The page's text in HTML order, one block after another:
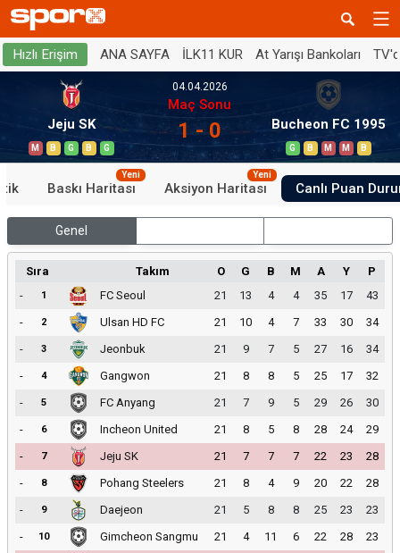
Hızlı Erişim ANA SAYFA İLK11 KUR At Yarışı Bankoları
Jeju SK
M B G B G
04.04.2026
Maç Sonu
1 - 0 Bucheon FC 1995
G B M M B
Baskı Haritası
Yeni
Aksiyon Haritası
Yeni
Canlı Puan
Genel
Sıra Takım O G B M A Y
P
-
1 FC Seoul 21 13 4 4 35 17
43
-
2 Ulsan HD FC 21 10 4 7 33 30
34
-
3 Jeonbuk 21 9 7 5 27 16
34
-
4 Gangwon 21 8 8 5 25 17
32
-
5 FC Anyang 21 7 9 5 29 26
30
-
6 Incheon United 21 8 5 8 28 24
29
-
7 Jeju SK 21 7 7 7 22 23
28
-
8 Pohang Steelers 21 8 4 9 20 22
28
-
9 Daejeon 21 5 8 8 25 23
23
-
10 Gimcheon Sangmu 21 4 11 6 22 28
23